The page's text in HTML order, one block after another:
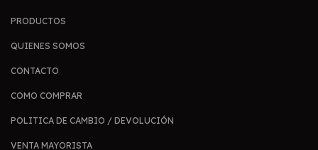
PRODUCTOS
QUIENES SOMOS
CONTACTO
COMO COMPRAR
POLITICA DE CAMBIO / DEVOLUCIÓN
VENTA MAYORISTA